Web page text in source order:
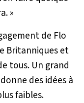
»
de Flo
Britanniques et
tous. Un grand
des idées à
faibles.